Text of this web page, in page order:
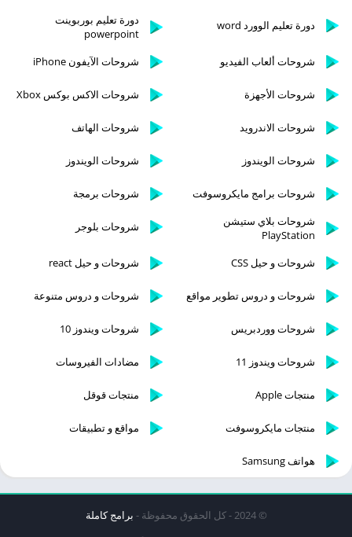
دورة تعليم الوورد word
دورة تعليم بوربوينت
powerpoint
شروحات ألعاب الفيديو
شروحات الآيفون iPhone
شروحات الأجهزة شروحات الاكس بوكس Xbox
شروحات الاندرويد شروحات الهاتف
شروحات الويندوز شروحات الويندوز
شروحات برامج مايكروسوفت
شروحات برمجة
شروحات بلاي ستيشن
PlayStation
شروحات بلوجر
شروحات و حيل CSS شروحات و حيل react
شروحات و دروس تطوير مواقع شروحات و دروس متنوعة
شروحات ووردبريس شروحات ويندوز 10
شروحات ويندوز 11 مضادات الفيروسات
منتجات Apple منتجات قوقل
منتجات مايكروسوفت مواقع و تطبيقات
هواتف Samsung
© 2024 - كل الحقوق محفوظة - برامج كاملة